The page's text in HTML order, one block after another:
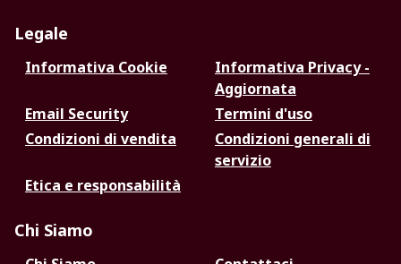
Legale
Informativa Cookie
Informativa Privacy -
Aggiornata
Email Security
Termini d'uso
Condizioni di vendita
Condizioni generali di
servizio
Etica e responsabilità
Chi Siamo